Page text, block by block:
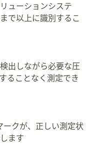
ューションシステ
で以上に識別するこ
出しながら必要な圧
ることなく測定でき
ークが、正しい測定状
ます